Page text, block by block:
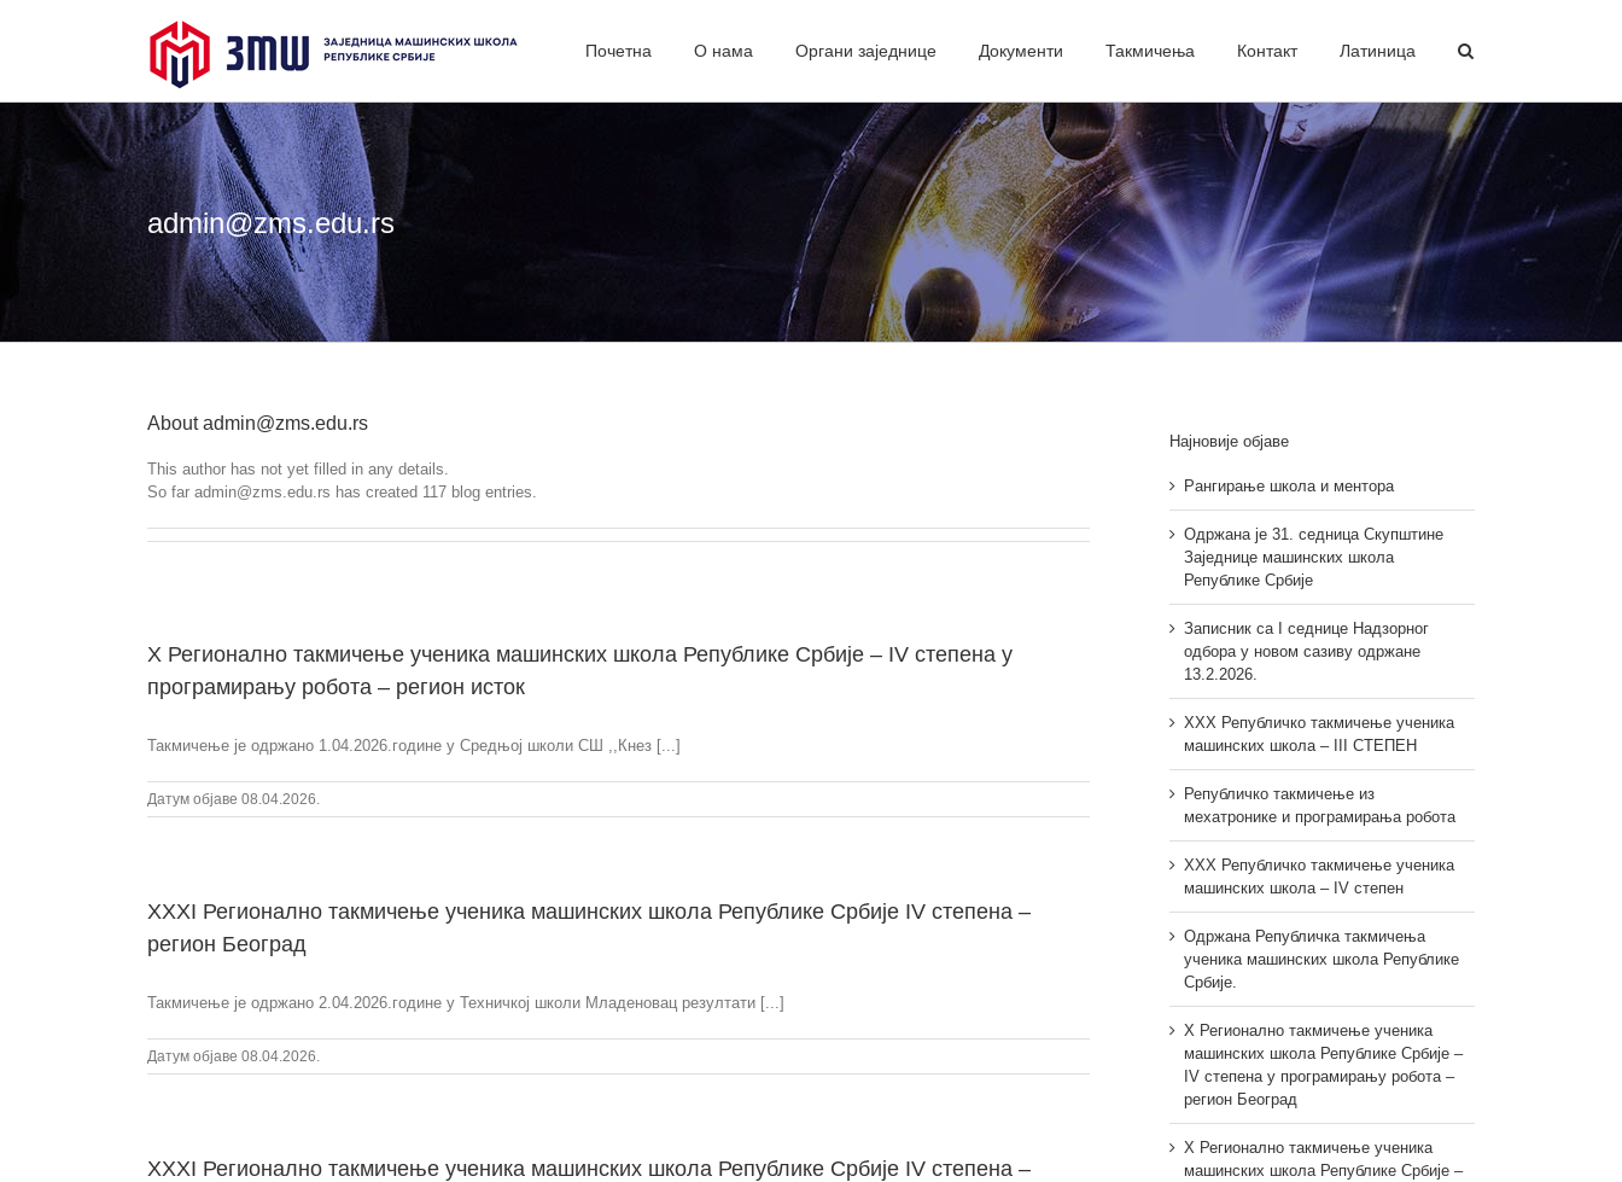
Почетна О нама Органи заједнице Документи Такмичења Контакт Латиница
admin@zms.edu.rs
Aboutadmin@zms.edu.rs
This author has not yet filled in any details.
So far admin@zms.edu.rs has created 117 blog entries.
X Регионално такмичење ученика машинских школа Републике Србије – IV степена у
програмирању робота – регион исток
Такмичење је одржано 1.04.2026.године у Средњој школи СШ ,,Кнез [...]
Датум објаве 08.04.2026.
XXXI Регионално такмичење ученика машинских школа Републике Србије IV степена –
регион Београд
Такмичење је одржано 2.04.2026.године у Техничкој школи Младеновац резултати [...]
Датум објаве 08.04.2026.
XXXI Регионално такмичење ученика машинских школа Републике Србије IV степена –
Најновије објаве
Рангирање школа и ментора
Одржана је 31. седница Скупштине
Заједнице машинских школа
Републике Србије
Записник са I седнице Надзорног
одбора у новом сазиву одржане
13.2.2026.
XXX Републичко такмичење ученика
машинских школа – III СТЕПЕН
Републичко такмичење из
мехатронике и програмирања робота
XXX Републичко такмичење ученика
машинских школа – IV степен
Одржана Републичка такмичења
ученика машинских школа Републике
Србије.
X Регионално такмичење ученика
машинских школа Републике Србије –
IV степена у програмирању робота –
регион Београд
X Регионално такмичење ученика
машинских школа Републике Србије –